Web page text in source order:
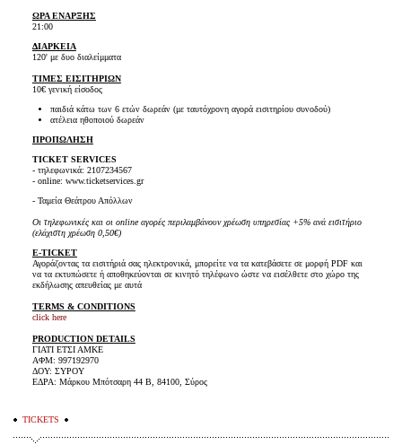
ΩΡΑ ΕΝΑΡΞΗΣ
21:00
ΔΙΑΡΚΕΙΑ
120' με δυο διαλείμματα
ΤΙΜΕΣ ΕΙΣΙΤΗΡΙΩΝ
10€ γενική είσοδος
παιδιά κάτω των 6 ετών δωρεάν (με ταυτόχρονη αγορά εισιτηρίου συνοδού)
ατέλεια ηθοποιού δωρεάν
ΠΡΟΠΩΛΗΣΗ
TICKET SERVICES
- τηλεφωνικά: 2107234567
- online: www.ticketservices.gr
- Ταμεία Θεάτρου Απόλλων
Οι τηλεφωνικές και οι online αγορές περιλαμβάνουν χρέωση υπηρεσίας +5% ανά εισιτήριο
(ελάχιστη χρέωση 0,50€)
E-TICKET
Αγοράζοντας τα εισιτήριά σας ηλεκτρονικά, μπορείτε να τα κατεβάσετε σε μορφή PDF και
να τα εκτυπώσετε ή αποθηκεύονται σε κινητό τηλέφωνο ώστε να εισέλθετε στο χώρο της
εκδήλωσης απευθείας με αυτά
TERMS & CONDITIONS
click here
PRODUCTION DETAILS
ΓΙΑΤΙ ΕΤΣΙ ΑΜΚΕ
ΑΦΜ: 997192970
ΔΟΥ: ΣΥΡΟΥ
ΕΔΡΑ: Μάρκου Μπότσαρη 44 Β, 84100, Σύρος
TICKETS